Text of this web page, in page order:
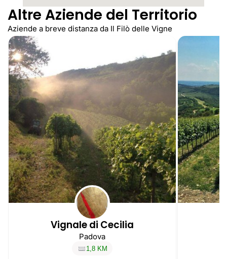
Altre Aziende del Territorio
Aziende a breve distanza da Il Filò delle Vigne
Vignale di Cecilia
Padova
1,8 KM